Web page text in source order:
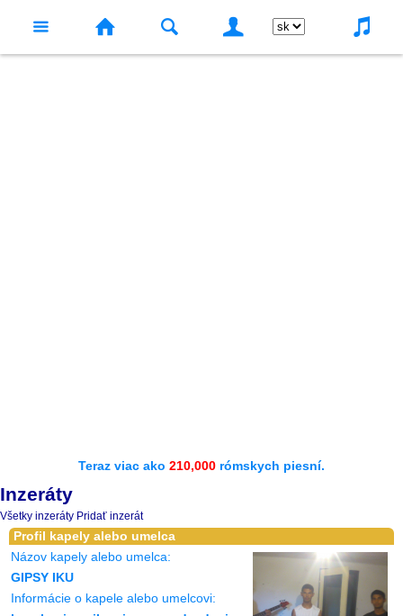
Teraz viac ako 210,000 rómskych piesní.
Inzeráty
Všetky inzeráty Pridať inzerát
Profil kapely alebo umelca
Názov kapely alebo umelca:
GIPSY IKU
Informácie o kapele alebo umelcovi: